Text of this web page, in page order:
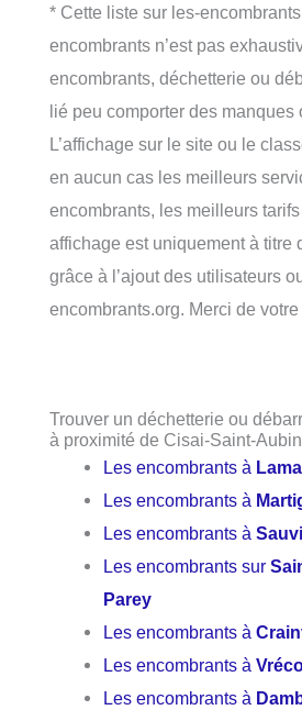
* Cette liste sur les-
encombrants n’est pas
encombrants, déchetterie ou
lié peu comporter des manques
L’affichage sur le site ou le
en aucun cas les meilleurs
encombrants, les meilleurs
affichage est uniquement à titre
grâce à l’ajout des utilisateurs
encombrants.org. Merci de
Trouver un déchetterie ou
à proximité de Cisai-Saint-Aubin
Les encombrants à
Les encombrants à
Les encombrants à
Les encombrants sur
Parey
Les encombrants à
Les encombrants à
Les encombrants à